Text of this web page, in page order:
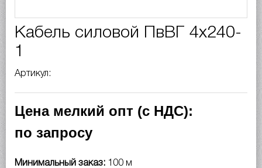
Кабель силовой ПвВГ 4х240-
1
Артикул:
Цена мелкий опт (с НДС):
по запросу
Минимальный заказ: 100 м